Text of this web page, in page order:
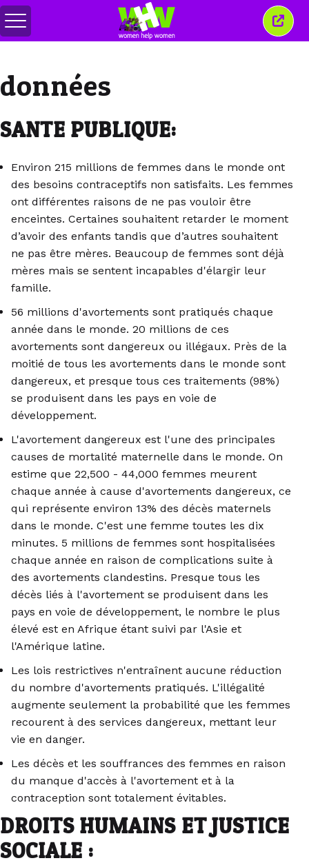
Basculer
le
cette
données
SANTE PUBLIQUE:
Environ 215 millions de femmes dans le monde ont
des besoins contraceptifs non satisfaits. Les femmes
ont différentes raisons de ne pas vouloir être
enceintes. Certaines souhaitent retarder le moment
d’avoir des enfants tandis que d’autres souhaitent
ne pas être mères. Beaucoup de femmes sont déjà
mères mais se sentent incapables d'élargir leur
famille.
56 millions d'avortements sont pratiqués chaque
année dans le monde. 20 millions de ces
avortements sont dangereux ou illégaux. Près de la
moitié de tous les avortements dans le monde sont
dangereux, et presque tous ces traitements (98%)
se produisent dans les pays en voie de
développement.
L'avortement dangereux est l'une des principales
causes de mortalité maternelle dans le monde. On
estime que 22,500 - 44,000 femmes meurent
chaque année à cause d'avortements dangereux, ce
qui représente environ 13% des décès maternels
dans le monde. C'est une femme toutes les dix
minutes. 5 millions de femmes sont hospitalisées
chaque année en raison de complications suite à
des avortements clandestins. Presque tous les
décès liés à l'avortement se produisent dans les
pays en voie de développement, le nombre le plus
élevé est en Afrique étant suivi par l'Asie et
l'Amérique latine.
Les lois restrictives n'entraînent aucune réduction
du nombre d'avortements pratiqués. L'illégalité
augmente seulement la probabilité que les femmes
recourent à des services dangereux, mettant leur
vie en danger.
Les décès et les souffrances des femmes en raison
du manque d'accès à l'avortement et à la
contraception sont totalement évitables.
DROITS HUMAINS ET JUSTICE
SOCIALE :